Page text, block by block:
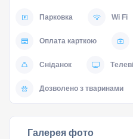
Парковка Wi Fi
Оплата карткою
Сніданок
Дозволено з тваринами
Галерея фото